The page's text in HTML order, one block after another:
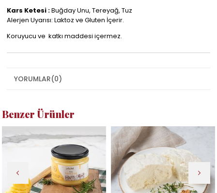
Kars Ketesi :Buğday Unu, Tereyağ, Tuz
Alerjen Uyarısı: Laktoz ve Gluten İçerir.
Koruyucu ve katkı maddesi içermez.
YORUMLAR(0)
Benzer Ürünler